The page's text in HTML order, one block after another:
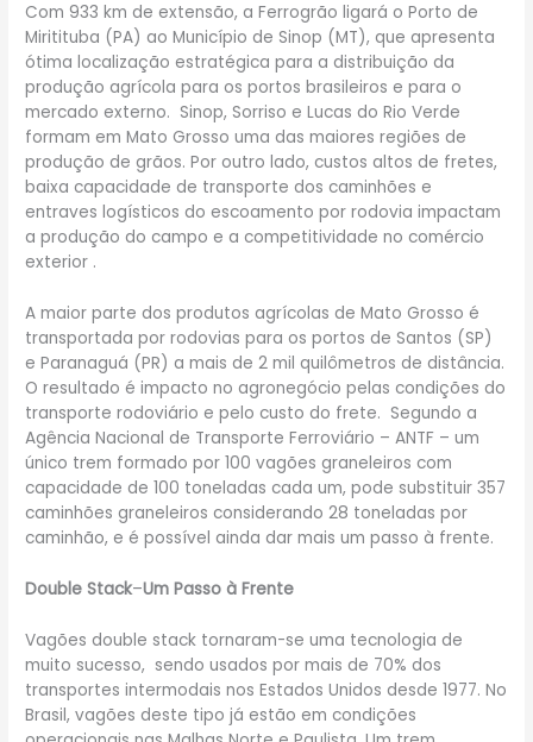
Com 933 km de extensão, a Ferrogrão ligará o Porto de
Miritituba (PA) ao Município de Sinop (MT), que apresenta
ótima localização estratégica para a distribuição da
produção agrícola para os portos brasileiros e para o
mercado externo. Sinop, Sorriso e Lucas do Rio Verde
formam em Mato Grosso uma das maiores regiões de
produção de grãos. Por outro lado, custos altos de fretes,
baixa capacidade de transporte dos caminhões e
entraves logísticos do escoamento por rodovia impactam
a produção do campo e a competitividade no comércio
exterior .
A maior parte dos produtos agrícolas de Mato Grosso é
transportada por rodovias para os portos de Santos (SP)
e Paranaguá (PR) a mais de 2 mil quilômetros de distância.
O resultado é impacto no agronegócio pelas condições do
transporte rodoviário e pelo custo do frete. Segundo a
Agência Nacional de Transporte Ferroviário – ANTF – um
único trem formado por 100 vagões graneleiros com
capacidade de 100 toneladas cada um, pode substituir 357
caminhões graneleiros considerando 28 toneladas por
caminhão, e é possível ainda dar mais um passo à frente.
Double Stack–Um Passo à Frente
Vagões double stack tornaram-se uma tecnologia de
muito sucesso, sendo usados por mais de 70% dos
transportes intermodais nos Estados Unidos desde 1977. No
Brasil, vagões deste tipo já estão em condições